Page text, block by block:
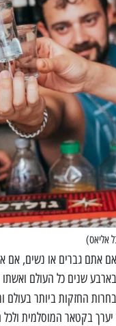
אליאס)
אתם גברים או נשים, אם
שנים כל העולם ואשתו
החזקות ביותר בעולם
יערך בקטאר המוסלמית